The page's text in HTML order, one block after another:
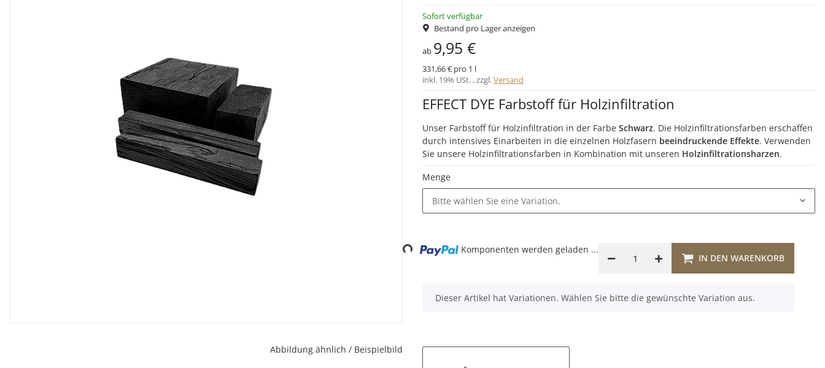
Abbildung ähnlich / Beispielbild
Sofort verfügbar
Bestand pro Lager anzeigen
ab 9,95 €
331,66 € pro 1 l
inkl. 19% USt. , zzgl.Versand
EFFECT DYE Farbstoff für Holzinfiltration
Unser Farbstoff für Holzinfiltration in der Farbe Schwarz. Die Holzinfiltrationsfarben erschaffen
durch intensives Einarbeiten in die einzelnen Holzfasern beeindruckende Effekte. Verwenden
Sie unsere Holzinfiltrationsfarben in Kombination mit unseren Holzinfiltrationsharzen.
Menge
Bitte wählen Sie eine Variation.
IN DEN WARENKORB
Loading... Komponenten werden geladen ...
x
Dieser Artikel hat Variationen. Wählen Sie bitte die gewünschte Variation aus.